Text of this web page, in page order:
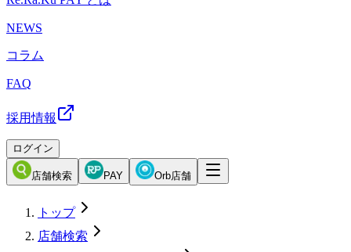
NEWS
コラム
FAQ
採用情報
ログイン
店舗検索 PAY Orb店舗
トップ
店舗検索